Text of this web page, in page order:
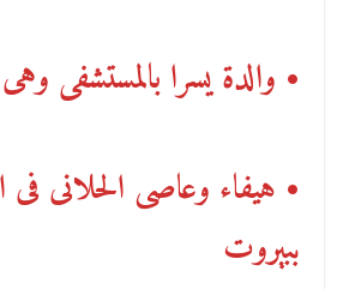
• والدة يسرا بالمستشفى
• هيفاء وعاصى الحلانى
ببيروت